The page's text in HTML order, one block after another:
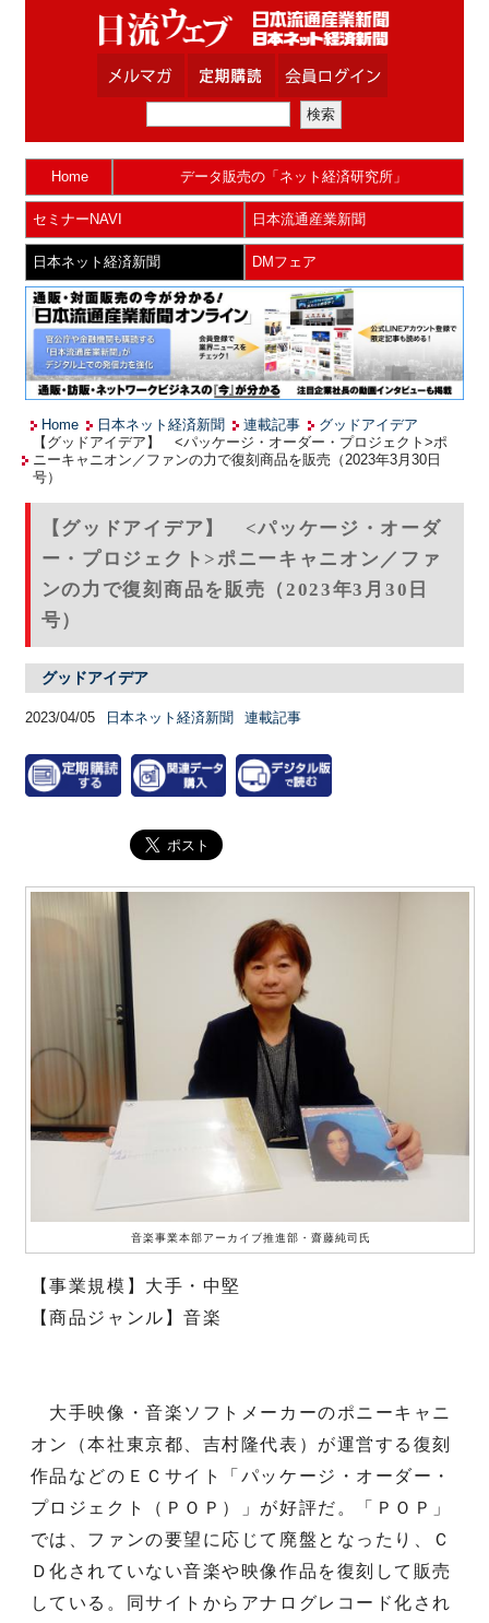
Home データ販売の「ネット経済研究所」
セミナーNAVI 日本流通産業新聞
日本ネット経済新聞 DMフェア
Home 日本ネット経済新聞 連載記事
グッドアイデア
【グッドアイデア】 <パッケージ・オーダー・プロジェクト>ポ
ニーキャニオン／ファンの力で復刻商品を販売（2023年3月30日
号）
【グッドアイデア】 <パッケージ・オーダ
ー・プロジェクト>ポニーキャニオン／ファ
ンの力で復刻商品を販売（2023年3月30日
号）
グッドアイデア
2023/04/05 日本ネット経済新聞 連載記事
音楽事業本部アーカイブ推進部・齋藤純司氏
【事業規模】大手・中堅
【商品ジャンル】音楽
大手映像・音楽ソフトメーカーのポニーキャニ
オン（本社東京都、吉村隆代表）が運営する復刻
作品などのＥＣサイト「パッケージ・オーダー・
プロジェクト（ＰＯＰ）」が好評だ。「ＰＯＰ」
では、ファンの要望に応じて廃盤となったり、Ｃ
Ｄ化されていない音楽や映像作品を復刻して販売
している。同サイトからアナログレコード化され